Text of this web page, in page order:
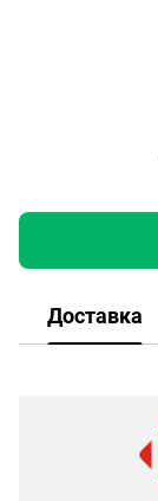
Доставка